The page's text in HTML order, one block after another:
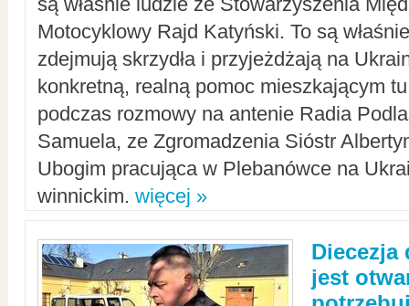
Motocyklowy Rajd Katyński. To są
zdejmują skrzydła i przyjeżdżają na
konkretną, realną pomoc mieszkającym
podczas rozmowy na antenie Radia
Samuela, ze Zgromadzenia Sióstr
Ubogim pracująca w Plebanówce na
winnickim. więcej »
Diecezja
jest